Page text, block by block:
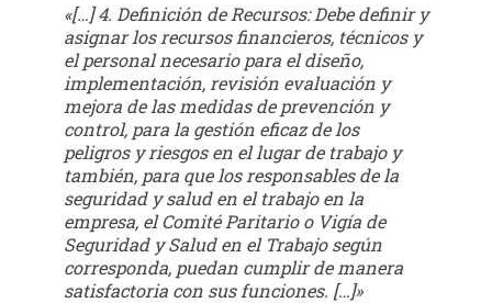
«[…] 4. Definición de Recursos: Debe definir y
asignar los recursos financieros, técnicos y
el personal necesario para el diseño,
implementación, revisión evaluación y
mejora de las medidas de prevención y
control, para la gestión eficaz de los
peligros y riesgos en el lugar de trabajo y
también, para que los responsables de la
seguridad y salud en el trabajo en la
empresa, el Comité Paritario o Vigía de
Seguridad y Salud en el Trabajo según
corresponda, puedan cumplir de manera
satisfactoria con sus funciones. […]»